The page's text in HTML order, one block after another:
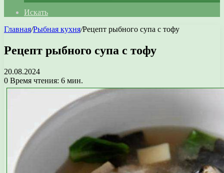
Искать
Главная/Рыбная кухня/Рецепт рыбного супа с тофу
Рецепт рыбного супа с тофу
20.08.2024
0 Время чтения: 6 мин.